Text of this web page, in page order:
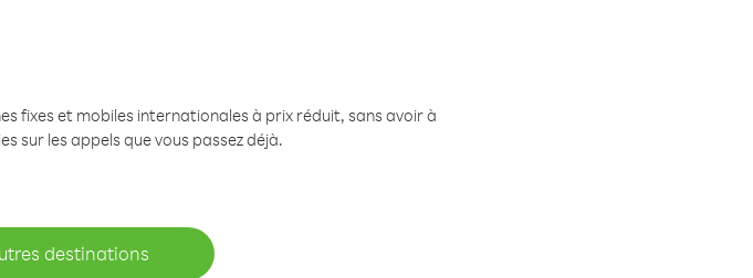
fixes et mobiles internationales à prix réduit, sans avoir à
sur les appels que vous passez déjà.
destinations